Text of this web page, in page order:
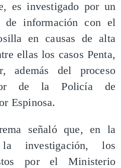
es investigado por un
de información con el
en causas de alta
ellas los casos Penta,
además del proceso
de la Policía de
Espinosa.
señaló que, en la
investigación, los
por el Ministerio